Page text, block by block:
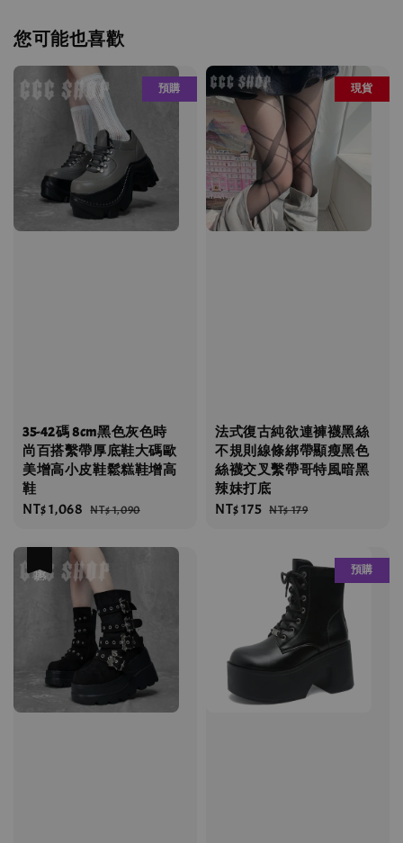
您可能也喜歡
預購
35-42碼 8cm黑色灰色時
尚百搭繫帶厚底鞋大碼歐
美增高小皮鞋鬆糕鞋增高
鞋
Sale
NT$ 1,068 Regular
NT$ 1,090
現貨
法式復古純欲連褲襪黑絲
不規則線條綁帶顯瘦黑色
絲襪交叉繫帶哥特風暗黑
辣妹打底
Sale
NT$ 175 Regular
NT$ 179
預購